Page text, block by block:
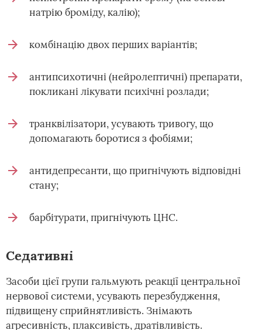
натрію броміду, калію);
комбінацію двох перших варіантів;
антипсихотичні (нейролептичні) препарати,
покликані лікувати психічні розлади;
транквілізатори, усувають тривогу, що
допомагають боротися з фобіями;
антидепресанти, що пригнічують відповідні
стану;
барбітурати, пригнічують ЦНС.
Седативні
Засоби цієї групи гальмують реакції центральної
нервової системи, усувають перезбудження,
підвищену сприйнятливість. Знімають
агресивність, плаксивість, дратівливість.